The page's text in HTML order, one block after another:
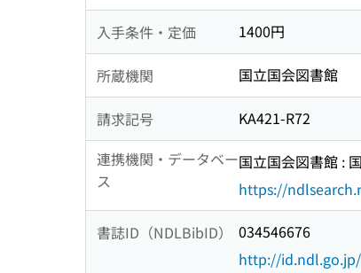
入手条件・定価 1400円
所蔵機関 国立国会図書館
請求記号
KA421-R72
連携機関・データベー
ス
国立国会図書館 :
https://
書誌ID（NDLBibID）
034546676
http://